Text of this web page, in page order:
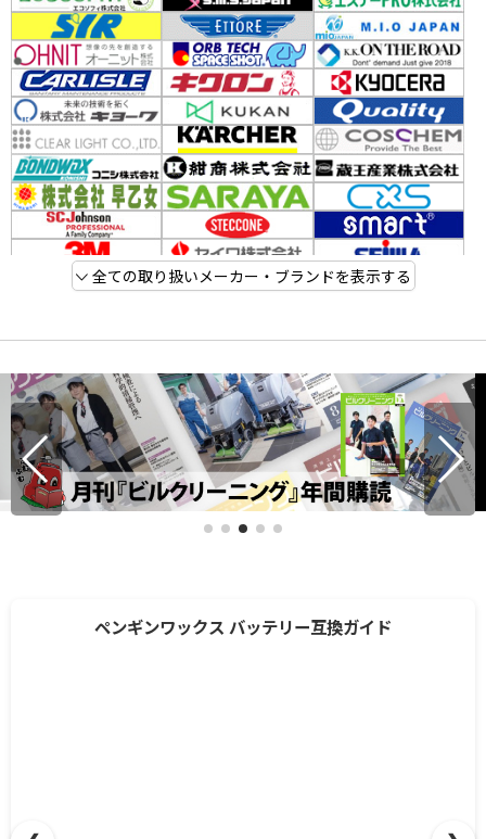
全ての取り扱いメーカー・ブランドを表示する
ペンギンワックス バッテリー互換ガイド